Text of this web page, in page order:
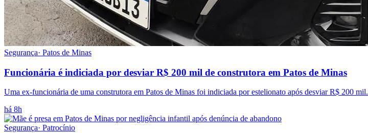
Segurança· Patos de Minas
Funcionária é indiciada por desviar R$ 200 mil de construtora em Patos de Minas
Uma ex-funcionária de uma construtora em Patos de Minas foi indiciada por estelionato após desviar R$ 200
há 8h
Segurança· Patrocínio